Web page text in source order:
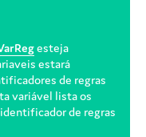
esteja
estará
de regras
variável lista os
de regras